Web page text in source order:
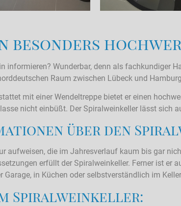
besonders
informieren? Wunderbar, denn als fachkundiger
Raum zwischen Lübeck und
mit einer Wendeltreppe bietet er einen
nicht einbüßt. Der Spiralweinkeller lässt sich
über den
aufweisen, die im Jahresverlauf kaum bis gar
erfüllt der Spiralweinkeller. Ferner ist er
in Küchen oder selbstverständlich im
Spiralweinkeller: